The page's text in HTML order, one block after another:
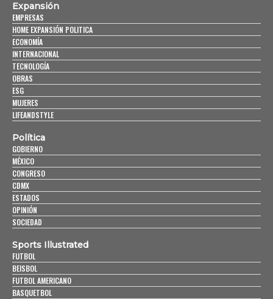
Expansión
EMPRESAS
HOME EXPANSIÓN POLITICA
ECONOMÍA
INTERNACIONAL
TECNOLOGÍA
OBRAS
ESG
MUJERES
LIFEANDSTYLE
Política
GOBIERNO
MÉXICO
CONGRESO
CDMX
ESTADOS
OPINIÓN
SOCIEDAD
Sports Illustrated
FUTBOL
BEISBOL
FUTBOL AMERICANO
BASQUETBOL